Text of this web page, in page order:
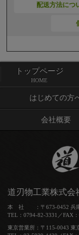
配送方法につ
トップページ
はじめての方
会社概要
トップページ
HOME
道刃物工業株式会
本 社 ：〒673-0452 兵庫
TEL：0794-82-3331／FAX
東京営業所：〒115-0043 東